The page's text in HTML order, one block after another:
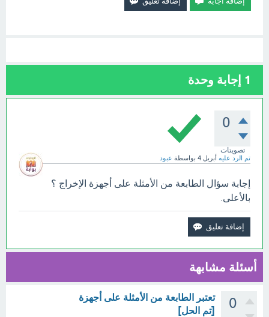
1 إجابة وحدة
0
تصويتات
تم الرد عليه أبريل 4 بواسطة عبود
إجابة سؤال الطابعة من الأمثلة على أجهزة الإخراج ؟
بالأعلى.
أسئلة مشابهة
0
تعتبر الطابعة من الأمثلة على أجهزة
[تم الحل]